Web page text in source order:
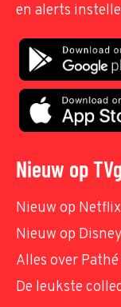
en alerts
Nieuw op
Nieuw op Netflix
Nieuw op
Alles over
De leukste